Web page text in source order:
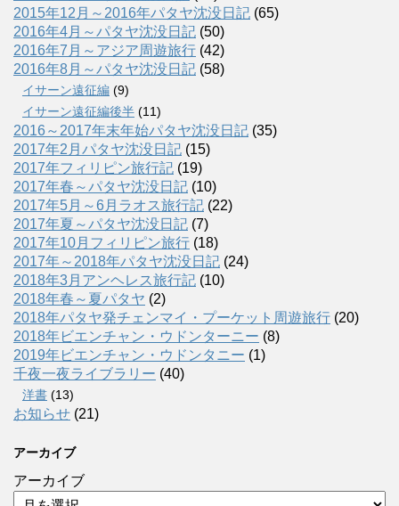
2015年12月～2016年パタヤ沈没日記 (65)
2016年4月～パタヤ沈没日記 (50)
2016年7月～アジア周遊旅行 (42)
2016年8月～パタヤ沈没日記 (58)
イサーン遠征編 (9)
イサーン遠征編後半 (11)
2016～2017年末年始パタヤ沈没日記 (35)
2017年2月パタヤ沈没日記 (15)
2017年フィリピン旅行記 (19)
2017年春～パタヤ沈没日記 (10)
2017年5月～6月ラオス旅行記 (22)
2017年夏～パタヤ沈没日記 (7)
2017年10月フィリピン旅行 (18)
2017年～2018年パタヤ沈没日記 (24)
2018年3月アンヘレス旅行記 (10)
2018年春～夏パタヤ (2)
2018年パタヤ発チェンマイ・プーケット周遊旅行 (20)
2018年ビエンチャン・ウドンターニー (8)
2019年ビエンチャン・ウドンタニー (1)
千夜一夜ライブラリー (40)
洋書 (13)
お知らせ (21)
アーカイブ
アーカイブ